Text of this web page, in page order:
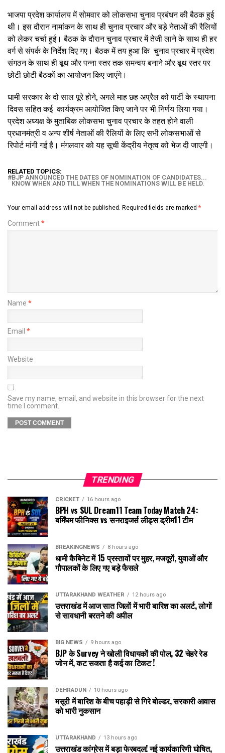
भाजपा प्रदेश कार्यालय में सोमवार को लोकसभा चुनाव प्रबंधन की बैठक हुई
थी। इस दौरान नामांकन के साथ ही चुनाव प्रचार और बड़े नेताओं की रैलियों
को लेकर चर्चा हुई। बैठक के दौरान चुनाव प्रचार में तेजी लाने के साथ ही हर
वर्ग से संपर्क के निर्देश दिए गए। बैठक में तय हुआ कि चुनाव प्रचार में प्रदेश
संगठन के साथ ही बूथ और पन्ना स्तर तक समन्वय बनाने और बूथ स्तर पर
छोटी छोटी बैठकों का आयोजन किए जाएंगे।
धामी सरकार के दो साल पूरे होने, अगले माह छह अप्रैल को पार्टी के स्थापना
दिवस सहित कई कार्यक्रम आयोजित किए जाने पर भी निर्णय लिया गया।
प्रदेश अध्यक्ष के मुताबिक लोकसभा चुनाव प्रचार के तहत होने वाली
प्रधानमंत्री व अन्य शीर्ष नेताओं की रैलियों के लिए सभी लोकसभाओं से
रिपोर्ट मांगी गई है। मंगलवार को यह सूची केंद्रीय नेतृत्व को भेज दी जाएगी।
RELATED TOPICS:
BJP ANNOUNCED THE DATES OF NOMINATION OF CANDIDATES...
KNOW WHEN AND TILL WHEN THE NOMINATIONS WILL BE HELD.
Your email address will not be published. Required fields are marked *
Comment*
Name *
Email *
Website
Save my name, email, and website in this browser for the next
time I comment.
TRENDING
CRICKET 16 hours ago
BPH vs SUL Dream11 Team Today Match 24:
बर्मिंघम फीनिक्स vs सनराइजर्स लीड्स ड्रीम11 टीम
BREAKINGNEWS 8 hours ago
धामी कैबिनेट में 15 प्रस्तावों पर मुहर, मजदूरों, युवाओं और
गौपालकों के लिए गए बड़े फैसले
UTTARAKHAND WEATHER 12 hours ago
उत्तराखंड में आज सात जिलों में भारी बारिश का अलर्ट, लोगों
से सावधानी बरतने की अपील
BIG NEWS 9 hours ago
BJP के Survey ने खोली विधायकों की पोल, 32 चेहरे रेड
जोन में, कट सकता है कई का टिकट !
DEHRADUN 10 hours ago
मसूरी में बारिश के बीच पहाड़ी से गिरे बोल्डर, सरकारी आवास
को भारी नुकसान
UTTARAKHAND 13 hours ago
उत्तराखंड कांग्रेस में बड़ा फेरबदल! नई कार्यकारिणी घोषित,